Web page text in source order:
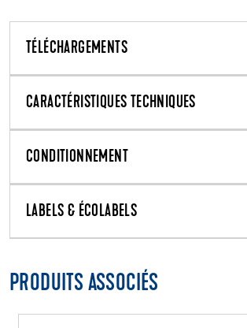
TÉLÉCHARGEMENTS
CARACTÉRISTIQUES TECHNIQUES
CONDITIONNEMENT
LABELS & ÉCOLABELS
PRODUITS ASSOCIÉS